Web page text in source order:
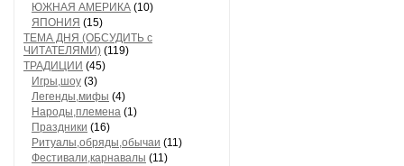
ЮЖНАЯ АМЕРИКА (10)
ЯПОНИЯ (15)
ТЕМА ДНЯ (ОБСУДИТЬ с
ЧИТАТЕЛЯМИ) (119)
ТРАДИЦИИ (45)
Игры,шоу (3)
Легенды,мифы (4)
Народы,племена (1)
Праздники (16)
Ритуалы,обряды,обычаи (11)
Фестивали,карнавалы (11)